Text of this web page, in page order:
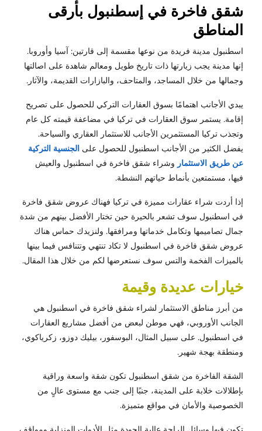
شقق فاخرة في إسطنبول بأرقى
المناطق
اسطنبول مدينة فريدة من نوعها مقسمة إلى قارتين: آسيا وأوروبا.
إنها مدينة يجب زيارتها ذات تاريخ طويل ومعالم شاهدة على اصالتها
وجمالها من خلال المساجد، والمتاحف، والبازارات القديمة، والآثار.
يبدي الأجانب اهتمامًا بسوق العقارات التركي للحصول على تصريح
إقامة. يستمر سوق العقارات في تركيا في مضاعفة قيمته كل عام
وتجذب تركيا المستثمرين الأجانب للاستثمار العقاري والسياحة.
يفضل الكثير من الأجانب اسطنبول للحصول على الجنسية التركية
عن طريق الاستثمار وشراء شقق فاخرة في اسطنبول والعيش
فيها، مستمتعين بأنماط حياتهم النشطة.
إذا أردت شراء عقارات مميزة في تركيا فهناك عروض شقق فاخرة
في اسطنبول سوف تشعر بالحيرة حين تختار الأفضل بينهم من شدة
جمال تصاميمها وتكامل خدماتها ومرافقها. ولنزيدك حماس هناك
عروض شقق فاخرة في اسطنبول لا تكاد تنتهي وتتنافس فيما بينها
بالميزات الفخمة والتس سوف نستعرضها لكم من خلال هذا المقال.
خيارات عديدة وقيمة
من أبرز مناطق الاستثمار لشراء شقق فاخرة في اسطنبول هي
الجانب الأوروبي، فهي موطن لبعض من أفضل مشاريع العقارات
في اسطنبول. على سبيل المثال، البوسفور، بيليك دوزو، زكرياكوي،
ومنطقة بهجة شهير.
الشقة الفاخرة من شقق اسطنبول تكون شقة واسعة وراقية
بإطلالات خلابة على المدينة، جنبًا إلى جنب مع مستوى عالٍ من
الخصوصية والأمان في مواقع متميزة.